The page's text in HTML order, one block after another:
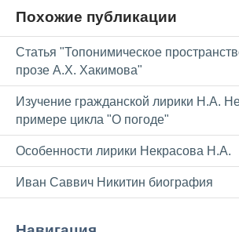
Похожие публикации
Статья "Топонимическое
прозе А.Х. Хакимова"
Изучение гражданской лирики Н.А.
примере цикла "О погоде"
Особенности лирики Некрасова Н.А.
Иван Саввич Никитин биография